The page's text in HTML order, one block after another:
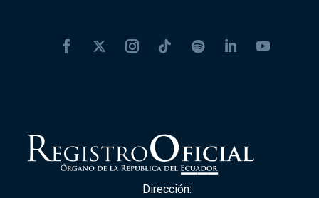
Dirección: